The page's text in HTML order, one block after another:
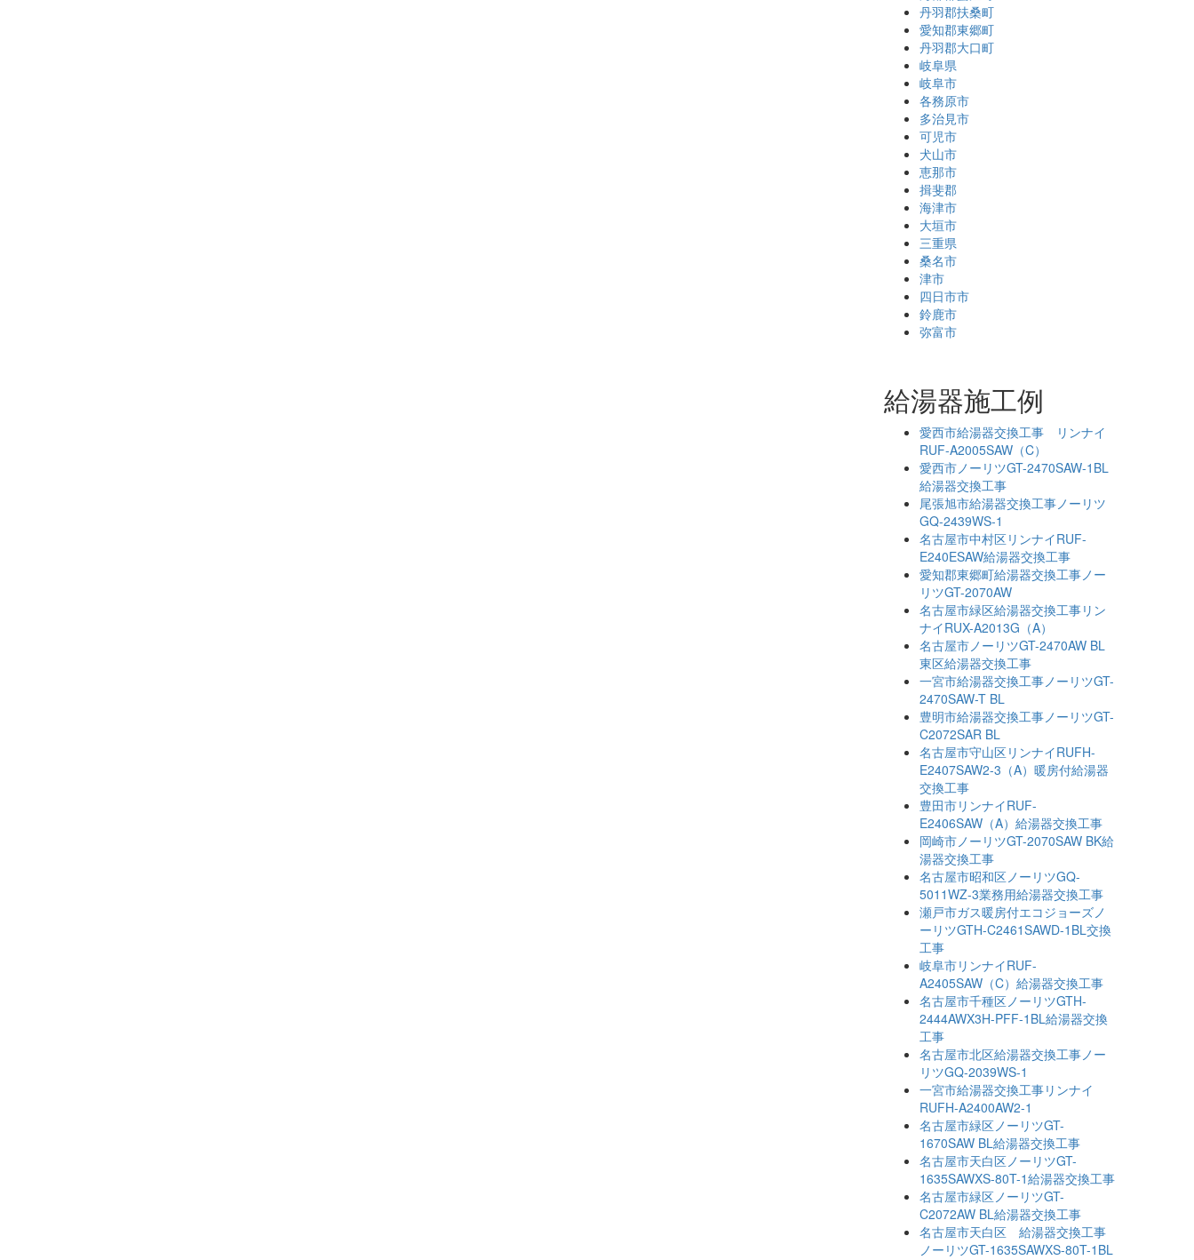
丹羽郡扶桑町
愛知郡東郷町
丹羽郡大口町
岐阜県
岐阜市
各務原市
多治見市
可児市
犬山市
恵那市
揖斐郡
海津市
大垣市
三重県
桑名市
津市
四日市市
鈴鹿市
弥富市
給湯器施工例
愛西市給湯器交換工事 リンナイ
RUF-A2005SAW（C）
愛西市ノーリツGT-2470SAW-1BL
給湯器交換工事
尾張旭市給湯器交換工事ノーリツ
GQ-2439WS-1
名古屋市中村区リンナイRUF-
E240ESAW給湯器交換工事
愛知郡東郷町給湯器交換工事ノー
リツGT-2070AW
名古屋市緑区給湯器交換工事リン
ナイRUX-A2013G（A）
名古屋市ノーリツGT-2470AW BL
東区給湯器交換工事
一宮市給湯器交換工事ノーリツGT-
2470SAW-T BL
豊明市給湯器交換工事ノーリツGT-
C2072SAR BL
名古屋市守山区リンナイRUFH-
E2407SAW2-3（A）暖房付給湯器
交換工事
豊田市リンナイRUF-
E2406SAW（A）給湯器交換工事
岡崎市ノーリツGT-2070SAW BK給
湯器交換工事
名古屋市昭和区ノーリツGQ-
5011WZ-3業務用給湯器交換工事
瀬戸市ガス暖房付エコジョーズノ
ーリツGTH-C2461SAWD-1BL交換
工事
岐阜市リンナイRUF-
A2405SAW（C）給湯器交換工事
名古屋市千種区ノーリツGTH-
2444AWX3H-PFF-1BL給湯器交換
工事
名古屋市北区給湯器交換工事ノー
リツGQ-2039WS-1
一宮市給湯器交換工事リンナイ
RUFH-A2400AW2-1
名古屋市緑区ノーリツGT-
1670SAW BL給湯器交換工事
名古屋市天白区ノーリツGT-
1635SAWXS-80T-1給湯器交換工事
名古屋市緑区ノーリツGT-
C2072AW BL給湯器交換工事
名古屋市天白区 給湯器交換工事
ノーリツGT-1635SAWXS-80T-1BL